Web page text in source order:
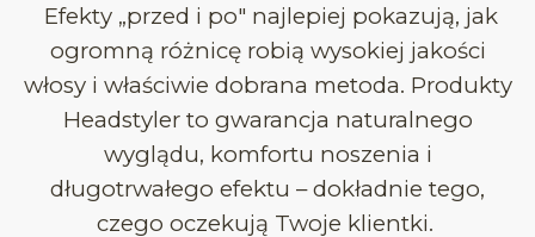
Efekty „przed i po" najlepiej pokazują, jak
ogromną różnicę robią wysokiej jakości
włosy i właściwie dobrana metoda. Produkty
Headstyler to gwarancja naturalnego
wyglądu, komfortu noszenia i
długotrwałego efektu – dokładnie tego,
czego oczekują Twoje klientki.